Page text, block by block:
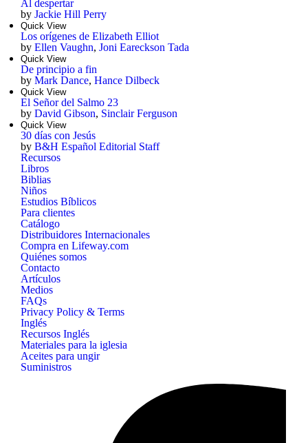
Al despertar
by Jackie Hill Perry
Quick View
Los orígenes de Elizabeth Elliot
by Ellen Vaughn, Joni Eareckson Tada
Quick View
De principio a fin
by Mark Dance, Hance Dilbeck
Quick View
El Señor del Salmo 23
by David Gibson, Sinclair Ferguson
Quick View
30 días con Jesús
by B&H Español Editorial Staff
Recursos
Libros
Biblias
Niños
Estudios Bíblicos
Para clientes
Catálogo
Distribuidores Internacionales
Compra en Lifeway.com
Quiénes somos
Contacto
Artículos
Medios
FAQs
Privacy Policy & Terms
Inglés
Recursos Inglés
Materiales para la iglesia
Aceites para ungir
Suministros